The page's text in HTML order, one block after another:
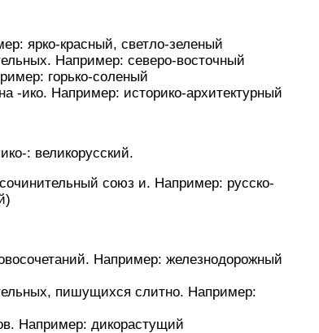
ярко-красный, светло-зеленый
Например: северо-восточный
горько-соленый
-ико. Например: историко-архитектурный
: великорусский.
союз и. Например: русско-
Например: железнодорожный
пишущихся слитно. Например:
Например: дикорастущий